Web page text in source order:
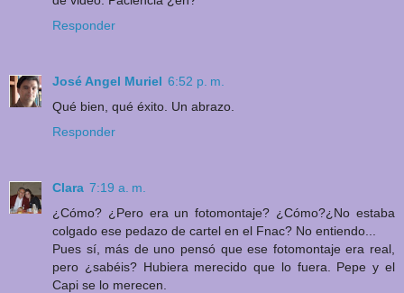
Responder
José Angel Muriel 6:52 p. m.
Qué bien, qué éxito. Un abrazo.
Responder
Clara 7:19 a. m.
¿Cómo? ¿Pero era un fotomontaje? ¿Cómo?¿No estaba
colgado ese pedazo de cartel en el Fnac? No entiendo...
Pues sí, más de uno pensó que ese fotomontaje era real,
pero ¿sabéis? Hubiera merecido que lo fuera. Pepe y el
Capi se lo merecen.